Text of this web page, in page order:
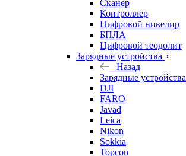
Сканер
Контроллер
Цифровой нивелир
БПЛА
Цифровой теодолит
Зарядные устройства
Назад
Зарядные устройства
DJI
FARO
Javad
Leica
Nikon
Sokkia
Topcon